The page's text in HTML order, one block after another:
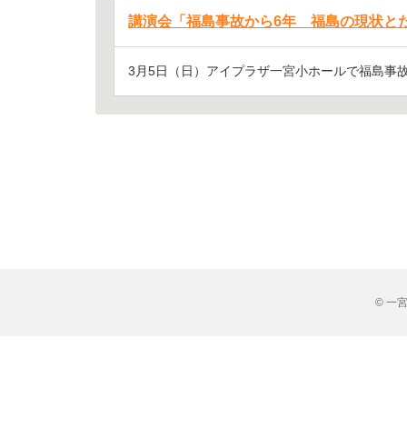
講演会「福島事故から6年 福島の現状と
3月5日（日）アイプラザ一宮小ホールで福島事
© 一